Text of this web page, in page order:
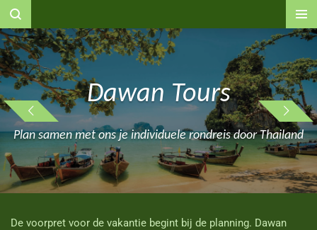
Ga
direct
naar
de
hoofdinhoud
Dawan Tours
Plan samen met ons je individuele rondreis door Thailand
De voorpret voor de vakantie begint bij de planning. Dawan